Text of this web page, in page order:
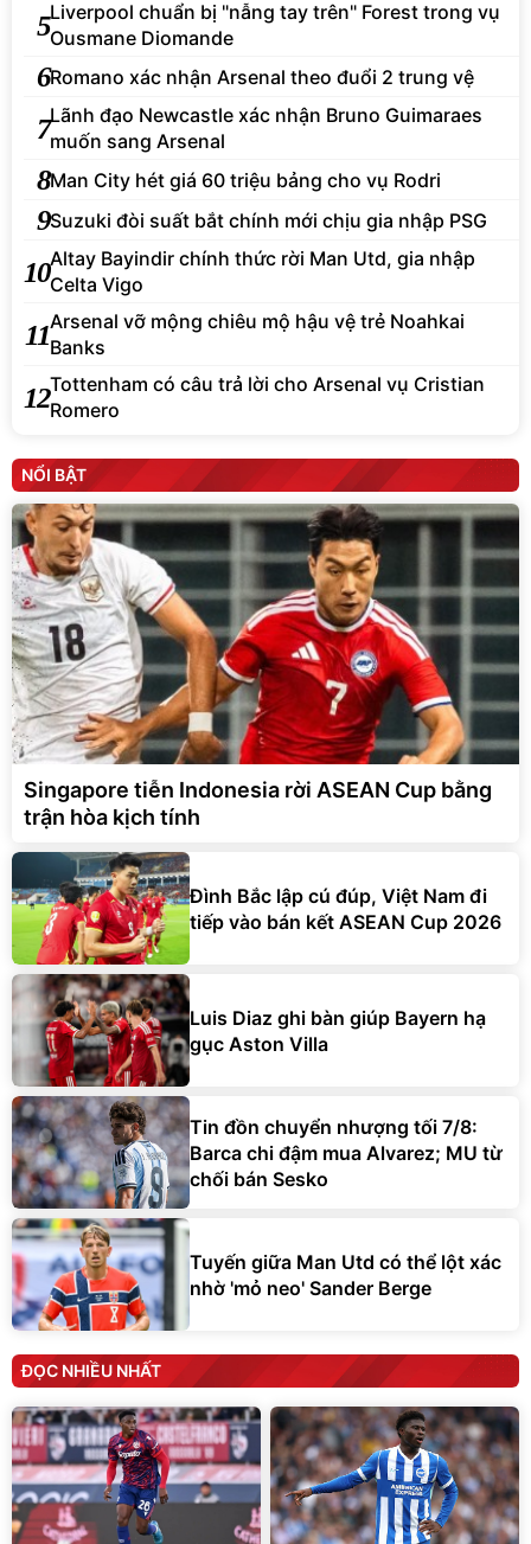
5Liverpool chuẩn bị "nẫng tay trên" Forest trong vụ
Ousmane Diomande
6Romano xác nhận Arsenal theo đuổi 2 trung vệ
7Lãnh đạo Newcastle xác nhận Bruno Guimaraes
muốn sang Arsenal
8Man City hét giá 60 triệu bảng cho vụ Rodri
9Suzuki đòi suất bắt chính mới chịu gia nhập PSG
10Altay Bayindir chính thức rời Man Utd, gia nhập
Celta Vigo
11Arsenal vỡ mộng chiêu mộ hậu vệ trẻ Noahkai
Banks
12Tottenham có câu trả lời cho Arsenal vụ Cristian
Romero
NỔI BẬT
Singapore tiễn Indonesia rời ASEAN Cup bằng
trận hòa kịch tính
Đình Bắc lập cú đúp, Việt Nam đi
tiếp vào bán kết ASEAN Cup 2026
Luis Diaz ghi bàn giúp Bayern hạ
gục Aston Villa
Tin đồn chuyển nhượng tối 7/8:
Barca chi đậm mua Alvarez; MU từ
chối bán Sesko
Tuyến giữa Man Utd có thể lột xác
nhờ 'mỏ neo' Sander Berge
ĐỌC NHIỀU NHẤT